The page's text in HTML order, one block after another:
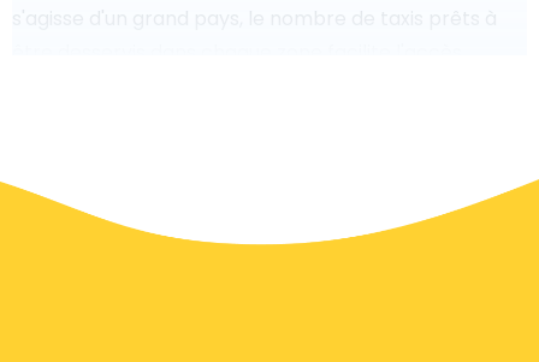
s'agisse d'un grand pays, le nombre de taxis prêts à
votre voyage sans stress.
À Ferrara un service de taxi est assez développé, mais